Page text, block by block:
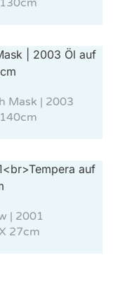
Mask | 2003
| 2001
27cm